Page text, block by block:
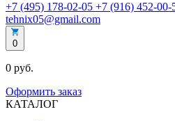
+7 (495) 178-02-05 +7 (916) 452-00-
tehnix05@gmail.com
0
0 руб.
Оформить заказ
КАТАЛОГ